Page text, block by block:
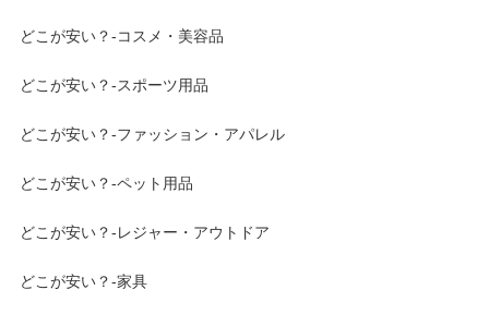
どこが安い？-コスメ・美容品
どこが安い？-スポーツ用品
どこが安い？-ファッション・アパレル
どこが安い？-ペット用品
どこが安い？-レジャー・アウトドア
どこが安い？-家具